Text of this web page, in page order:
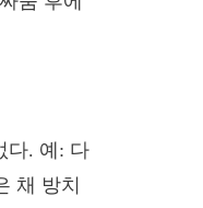
다. 예: 다
채 방치